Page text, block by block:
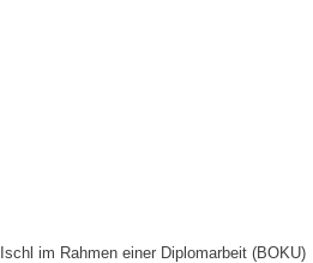
im Rahmen einer Diplomarbeit (BOKU)